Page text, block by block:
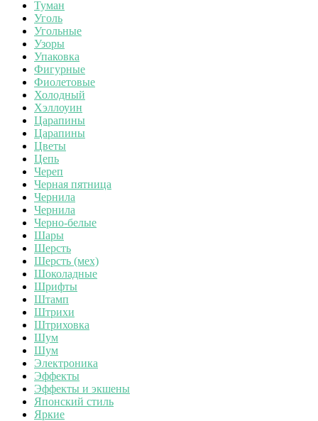
Туман
Уголь
Угольные
Узоры
Упаковка
Фигурные
Фиолетовые
Холодный
Хэллоуин
Царапины
Царапины
Цветы
Цепь
Череп
Черная пятница
Чернила
Чернила
Черно-белые
Шары
Шерсть
Шерсть (мех)
Шоколадные
Шрифты
Штамп
Штрихи
Штриховка
Шум
Шум
Электроника
Эффекты
Эффекты и экшены
Японский стиль
Яркие